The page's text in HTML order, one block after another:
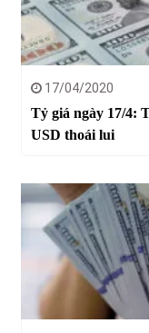
17/04/2020
Tỷ giá ngày 17/4:
USD thoái lui